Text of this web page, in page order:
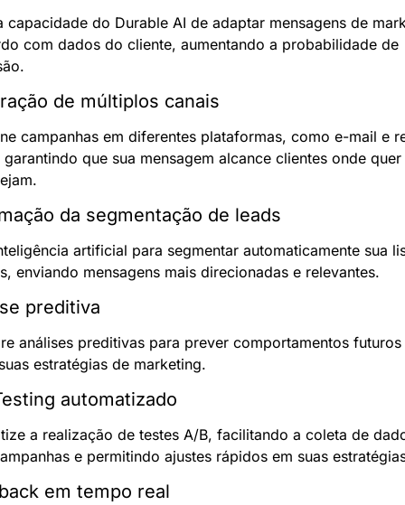
capacidade do Durable AI de adaptar mensagens de
com dados do cliente, aumentando a probabilidade de
de múltiplos canais
campanhas em diferentes plataformas, como e-mail e
que sua mensagem alcance clientes onde quer
da segmentação de leads
artificial para segmentar automaticamente sua
enviando mensagens mais direcionadas e relevantes.
preditiva
análises preditivas para prever comportamentos futuros
estratégias de marketing.
automatizado
a realização de testes A/B, facilitando a coleta de
e permitindo ajustes rápidos em suas
em tempo real